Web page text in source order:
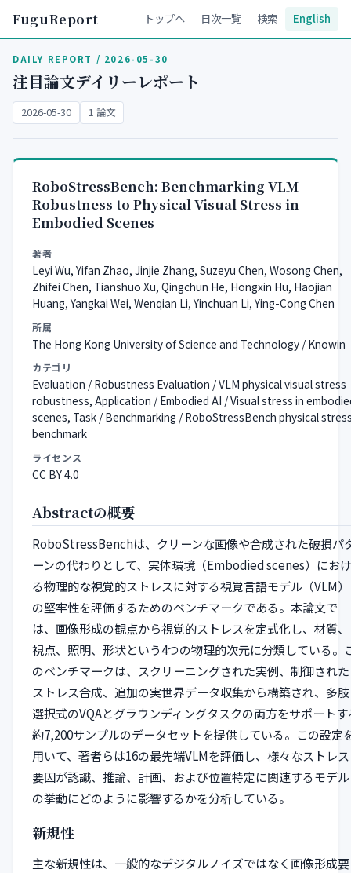
FuguReport トップへ 日次一覧 検索 English
DAILY REPORT / 2026-05-30
注目論文デイリーレポート
2026-05-30 1 論文
RoboStressBench: Benchmarking VLM
Robustness to Physical Visual Stress in
Embodied Scenes
著者
Leyi Wu, Yifan Zhao, Jinjie Zhang, Suzeyu Chen, Wosong Chen,
Zhifei Chen, Tianshuo Xu, Qingchun He, Hongxin Hu, Haojian
Huang, Yangkai Wei, Wenqian Li, Yinchuan Li, Ying-Cong Chen
所属
The Hong Kong University of Science and Technology / Knowin
カテゴリ
Evaluation / Robustness Evaluation / VLM physical visual stress
robustness, Application / Embodied AI / Visual stress in
scenes, Task / Benchmarking / RoboStressBench physical
benchmark
ライセンス
CC BY 4.0
Abstractの概要
RoboStressBenchは、クリーンな画像や合成された破損パ
ーンの代わりとして、実体環境（Embodied scenes）におけ
る物理的な視覚的ストレスに対する視覚言語モデル（VLM）
の堅牢性を評価するためのベンチマークである。本論文で
は、画像形成の観点から視覚的ストレスを定式化し、材質、
視点、照明、形状という4つの物理的次元に分類している。
のベンチマークは、スクリーニングされた実例、制御された
ストレス合成、追加の実世界データ収集から構築され、多肢
選択式のVQAとグラウンディングタスクの両方をサポートす
約7,200サンプルのデータセットを提供している。この設定
用いて、著者らは16の最先端VLMを評価し、様々なストレス
要因が認識、推論、計画、および位置特定に関連するモデル
の挙動にどのように影響するかを分析している。
新規性
主な新規性は、一般的なデジタルノイズではなく画像形成要